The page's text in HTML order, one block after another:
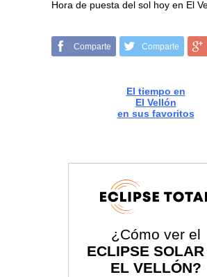
Hora de puesta del sol hoy en El
Comparte Comparte
El tiempo en
El Vellón
en sus favoritos
¿Cómo ver el
ECLIPSE SOLAR
EL VELLÓN?